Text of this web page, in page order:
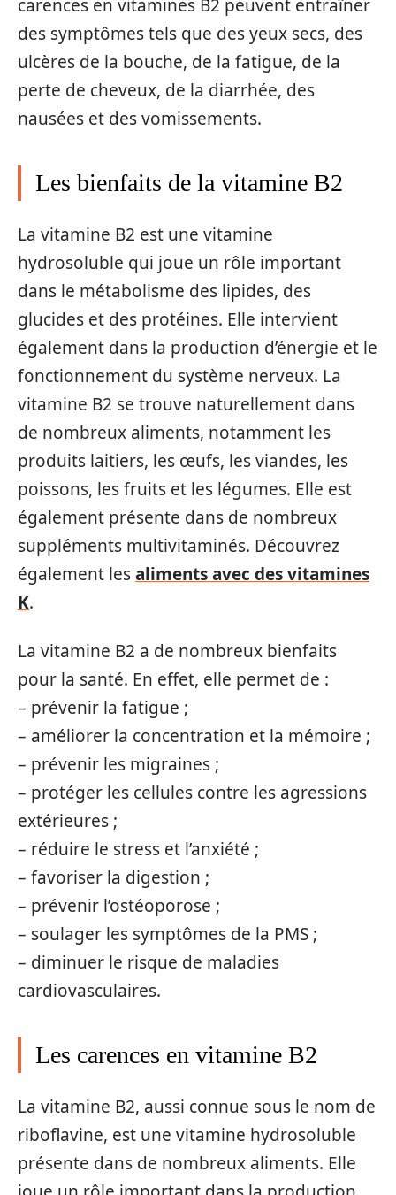
carences en vitamines B2 peuvent entraîner
des symptômes tels que des yeux secs, des
ulcères de la bouche, de la fatigue, de la
perte de cheveux, de la diarrhée, des
nausées et des vomissements.
Les bienfaits de la vitamine B2
La vitamine B2 est une vitamine
hydrosoluble qui joue un rôle important
dans le métabolisme des lipides, des
glucides et des protéines. Elle intervient
également dans la production d’énergie et le
fonctionnement du système nerveux. La
vitamine B2 se trouve naturellement dans
de nombreux aliments, notamment les
produits laitiers, les œufs, les viandes, les
poissons, les fruits et les légumes. Elle est
également présente dans de nombreux
suppléments multivitaminés. Découvrez
également lesaliments avec des vitamines
K.
La vitamine B2 a de nombreux bienfaits
pour la santé. En effet, elle permet de :
– prévenir la fatigue ;
– améliorer la concentration et la mémoire ;
– prévenir les migraines ;
– protéger les cellules contre les agressions
extérieures ;
– réduire le stress et l’anxiété ;
– favoriser la digestion ;
– prévenir l’ostéoporose ;
– soulager les symptômes de la PMS ;
– diminuer le risque de maladies
cardiovasculaires.
Les carences en vitamine B2
La vitamine B2, aussi connue sous le nom de
riboflavine, est une vitamine hydrosoluble
présente dans de nombreux aliments. Elle